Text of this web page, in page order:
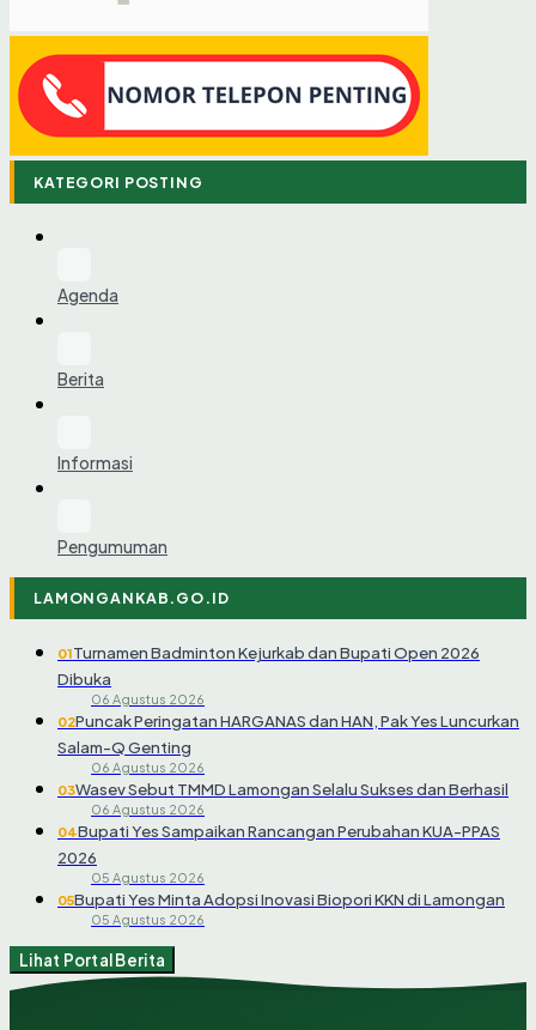
KATEGORI POSTING
Agenda
Berita
Informasi
Pengumuman
LAMONGANKAB.GO.ID
01Turnamen Badminton Kejurkab dan Bupati Open 2026
Dibuka
06 Agustus 2026
02Puncak Peringatan HARGANAS dan HAN, Pak Yes Luncurkan
Salam-Q Genting
06 Agustus 2026
03Wasev Sebut TMMD Lamongan Selalu Sukses dan Berhasil
06 Agustus 2026
04Bupati Yes Sampaikan Rancangan Perubahan KUA-PPAS
2026
05 Agustus 2026
05Bupati Yes Minta Adopsi Inovasi Biopori KKN di Lamongan
05 Agustus 2026
Lihat Portal Berita